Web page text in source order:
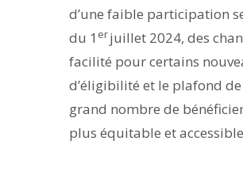
d’une faible participation
du 1 erjuillet 2024, des
facilité pour certains
d’éligibilité et le plafond
grand nombre de
plus équitable et